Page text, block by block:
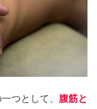
つとして、 腹筋と